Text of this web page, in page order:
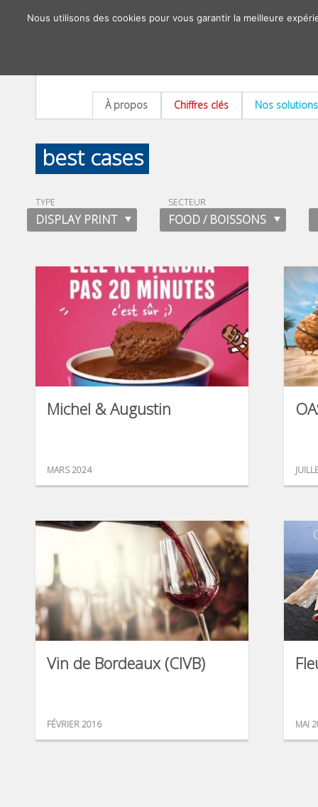
À propos Chiffres clés Nos solutions
best cases
TYPE
DISPLAY PRINT
SECTEUR
FOOD / BOISSONS
Michel & Augustin
MARS 2024
Vin de Bordeaux (CIVB)
FÉVRIER 2016 MAI
Nous utilisons des cookies pour vous garantir la meilleure